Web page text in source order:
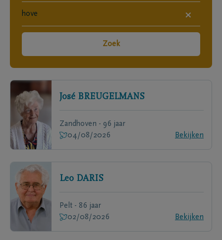
×
Zoek
José BREUGELMANS
Zandhoven - 96 jaar
04/08/2026
Bekijken
Leo DARIS
Pelt - 86 jaar
02/08/2026
Bekijken